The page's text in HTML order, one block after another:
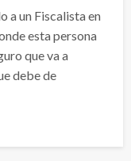
a un Fiscalista en
esta persona
que va a
debe de